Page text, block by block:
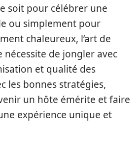
soit pour célébrer une
ou simplement pour
chaleureux, l’art de
nécessite de jongler avec
et qualité des
les bonnes stratégies,
un hôte émérite et faire
expérience unique et